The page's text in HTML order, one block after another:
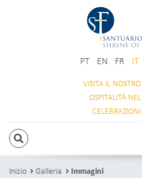
PT EN FR IT
VISITA IL NOSTRO
OSPITALITÀ
CELEBRAZIONI
RICERCA
Inizio Galleria Immagini